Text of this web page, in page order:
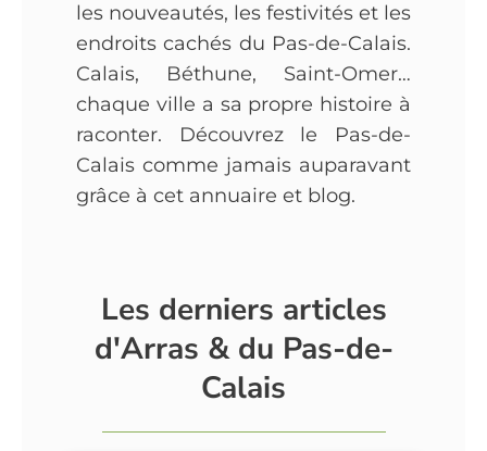
les nouveautés, les festivités et les
endroits cachés du Pas-de-Calais.
Calais, Béthune, Saint-Omer…
chaque ville a sa propre histoire à
raconter. Découvrez le Pas-de-
Calais comme jamais auparavant
grâce à cet annuaire et blog.
Les derniers articles
d'Arras & du Pas-de-
Calais